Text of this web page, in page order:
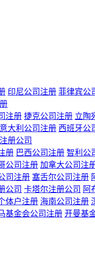
印尼公司注册 菲律宾公
注册 捷克公司注册 立陶
意大利公司注册 西班牙公
册公司
册 巴西公司注册 智利公
公司注册 加拿大公司注
司注册 塞舌尔公司注册
公司 卡塔尔注册公司 阿
体户注册 海南公司注册
基金会公司注册 开曼基